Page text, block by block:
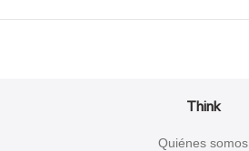
Think
Quiénes somos